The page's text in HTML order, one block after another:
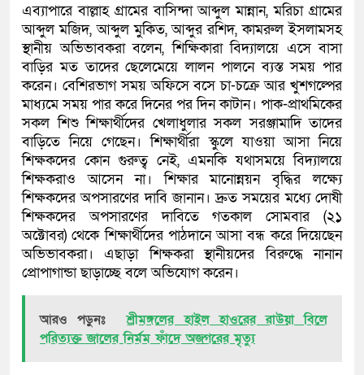
এব্যাপারে বাল্লাহ গ্রামের বাসিন্দা আব্দুল মান্নান, মরিচা গ্রামের
আব্দুল মজিদ, আব্দুল মুকিত, আব্দুর রশিদ, কামরুল ইসলামসহ
স্থানীয় অভিভাবকরা বলেন, শিক্ষিকারা বিদ্যালয়ে এসে বাসা
বাড়ির মত তাদের ছেলেমেয়ে লালন পালনে ব্যস্ত সময় পার
করেন। বেশিরভাগ সময় অফিসে বসে চা-চক্রে আর খুশগল্পের
মাধ্যমে সময় পার করে দিনের পর দিন কাটান। পাক-প্রাথমিকের
সকল শিশু শিক্ষার্থীদের খেলাধুলার সকল সরঞ্জামাদি তাদের
বাড়িতে নিয়ে গেছেন। শিক্ষার্থীরা স্কুলে যাওয়া আসা নিয়ে
শিক্ষকদের কোন গুরুত্ব নেই, এমনকি যথাসময়ে বিদ্যালয়ে
শিক্ষকরাও আসেন না। শিক্ষার মানোন্নয়ন বৃদ্ধির লক্ষ্যে
শিক্ষকদের অপসারণের দাবি জানান। দ্রুত সময়ের মধ্যে দোষী
শিক্ষকদের অপসারণের দাবিতে গতকাল সোমবার (২১
অক্টোবর) থেকে শিক্ষার্থীদের পাঠদানে আসা বন্ধ করে দিয়েছেন
অভিভাবকরা। এছাড়া শিক্ষকরা স্থানীয়দের বিরুদ্ধে নানান
প্রোপাগান্ডা ছাড়াচ্ছে বলে অভিযোগ করেন।
আরও পড়ুনঃ
শ্রীমঙ্গলের হাইল হাওরের রাউয়া বিলে
পরিত্যক্ত জালের নির্মম ফাঁদে অজগরের মৃত্যু